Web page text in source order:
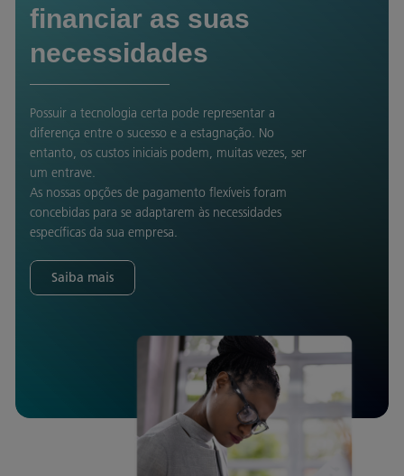
financiar as suas
necessidades
Possuir a tecnologia certa pode representar a
diferença entre o sucesso e a estagnação. No
entanto, os custos iniciais podem, muitas vezes, ser
um entrave.
As nossas opções de pagamento flexíveis foram
concebidas para se adaptarem às necessidades
específicas da sua empresa.
Saiba mais